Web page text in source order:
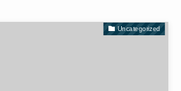
Uncategorized